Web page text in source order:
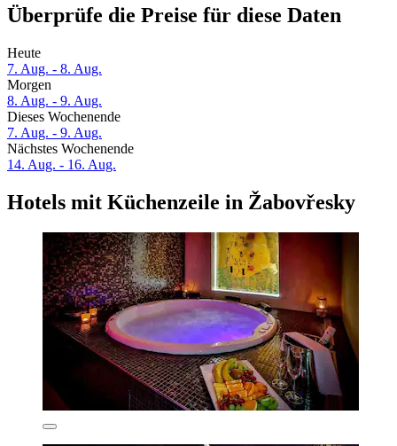
Überprüfe die Preise für diese Daten
Heute
7. Aug. - 8. Aug.
Morgen
8. Aug. - 9. Aug.
Dieses Wochenende
7. Aug. - 9. Aug.
Nächstes Wochenende
14. Aug. - 16. Aug.
Hotels mit Küchenzeile in Žabovřesky